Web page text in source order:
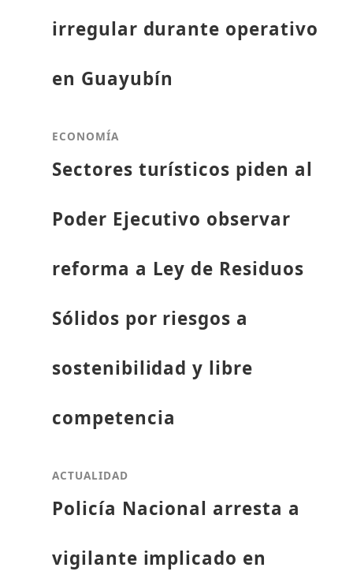
irregular durante operativo
en Guayubín
ECONOMÍA
Sectores turísticos piden al
Poder Ejecutivo observar
reforma a Ley de Residuos
Sólidos por riesgos a
sostenibilidad y libre
competencia
ACTUALIDAD
Policía Nacional arresta a
vigilante implicado en